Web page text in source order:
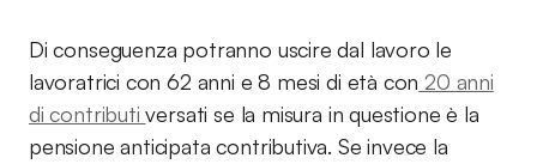
Di conseguenza potranno uscire dal lavoro le
lavoratrici con 62 anni e 8 mesi di età con 20 anni
di contributiversati se la misura in questione è la
pensione anticipata contributiva. Se invece la